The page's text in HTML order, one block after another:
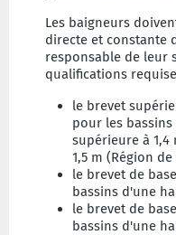
Les baigneurs
directe et constante
responsable de leur
qualifications
le brevet
pour les
supérieure à 1,4
1,5 m (Région
le brevet de
bassins d'une
le brevet de
bassins d'une